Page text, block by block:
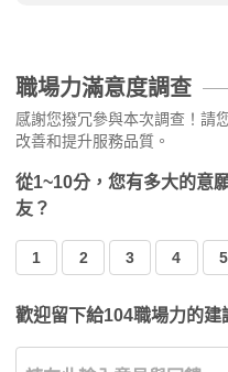
職場力滿意度調查
感謝您撥冗參與本次調查！請
改善和提升服務品質。
從1~10分，您有多大的意
友？
1 2 3 4 5
歡迎留下給104職場力的建